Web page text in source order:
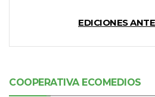
EDICIONES
COOPERATIVA ECOMEDIOS